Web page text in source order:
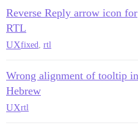
Reverse Reply arrow icon for
RTL
UXfixed, rtl
Wrong alignment of tooltip in
Hebrew
UXrtl